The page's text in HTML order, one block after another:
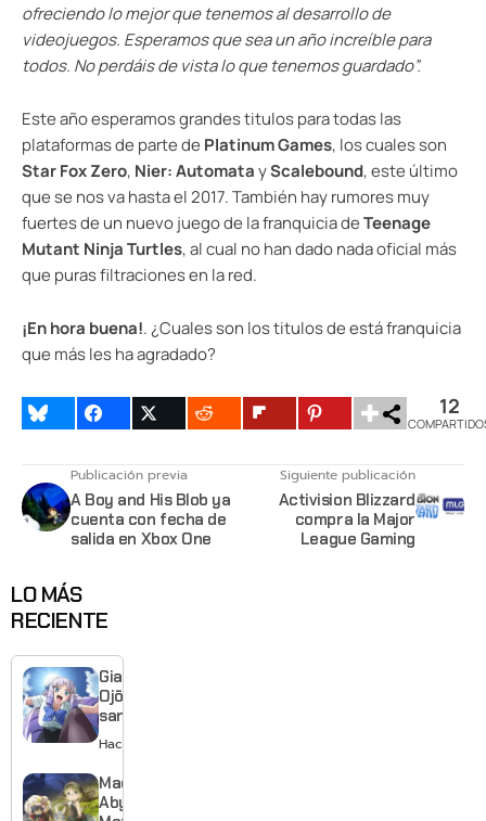
ofreciendo lo mejor que tenemos al desarrollo de
videojuegos. Esperamos que sea un año increíble para
todos. No perdáis de vista lo que tenemos guardado”.
Este año esperamos grandes titulos para todas las
plataformas de parte de Platinum Games, los cuales son
Star Fox Zero, Nier: AutomatayScalebound, este último
que se nos va hasta el 2017. También hay rumores muy
fuertes de un nuevo juego de la franquicia deTeenage
Mutant Ninja Turtles, al cual no han dado nada oficial más
que puras filtraciones en la red.
¡En hora buena!. ¿Cuales son los titulos de está franquicia
que más les ha agradado?
12
Publicación previa
A Boy and His Blob ya
cuenta con fecha de
salida en Xbox One
Siguiente publicación
Activision Blizzard
compra la Major
League Gaming
LO MÁS
RECIENTE
Giant
Ojō-
sama
revela
visual y
confirma
estreno
para
Hace 1 día
Made in
Abyss: